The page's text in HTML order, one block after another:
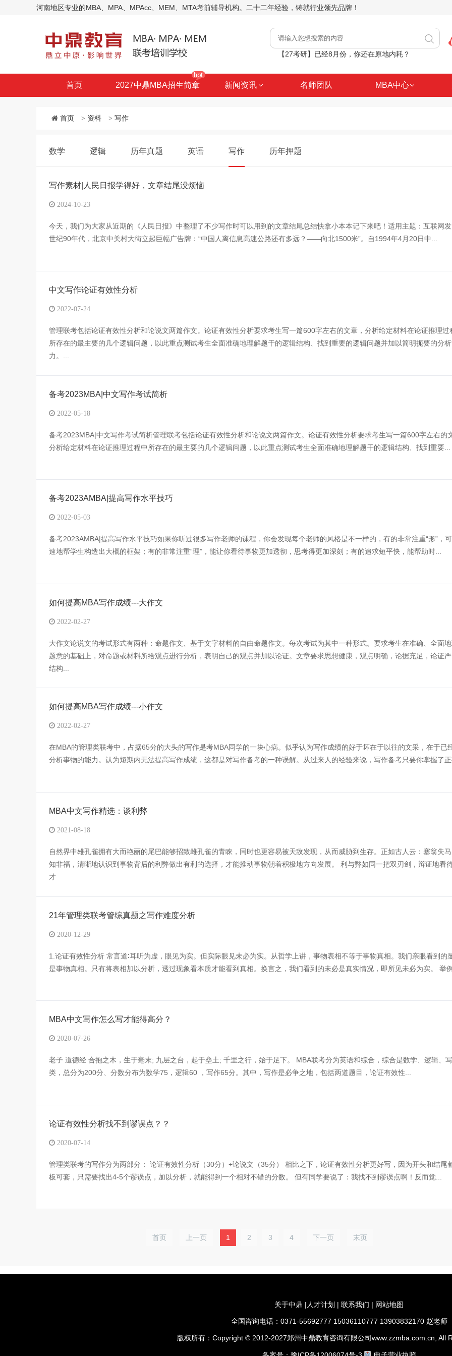
河南地区专业的MBA、MPA、MPAcc、MEM、MTA考前辅导机构。二十二年经验，铸就行业领先品牌！
【27考研】8月2日（周日）管综逻辑核心考点分析推理精讲
首页 2027中鼎MBA招生简章 新闻资讯 名师团队 MBA中心
首页 > 资料 > 写作
数学 逻辑 历年真题 英语 写作 历年押题
写作素材|人民日报学得好，文章结尾没烦恼
2024-10-23
今天，我们为大家从近期的《人民日报》中整理了不少写作时可以用到的文章结尾总结快拿小本本记下来吧！适用主题：互联网
世纪90年代，北京中关村大街立起巨幅广告牌：“中国人离信息高速公路还有多远？——向北1500米”。自1994年4月20日中...
中文写作论证有效性分析
2022-07-24
管理联考包括论证有效性分析和论说文两篇作文。论证有效性分析要求考生写一篇600字左右的文章，分析给定材料在论证推理过
所存在的最主要的几个逻辑问题，以此重点测试考生全面准确地理解题干的逻辑结构、找到重要的逻辑问题并加以简明扼要的分
力。...
备考2023MBA|中文写作考试简析
2022-05-18
备考2023MBA|中文写作考试简析管理联考包括论证有效性分析和论说文两篇作文。论证有效性分析要求考生写一篇600字左右的
分析给定材料在论证推理过程中所存在的最主要的几个逻辑问题，以此重点测试考生全面准确地理解题干的逻辑结构、找到重要...
备考2023AMBA|提高写作水平技巧
2022-05-03
备考2023AMBA|提高写作水平技巧如果你听过很多写作老师的课程，你会发现每个老师的风格是不一样的，有的非常注重“形”，
速地帮学生构造出大概的框架；有的非常注重“理”，能让你看待事物更加透彻，思考得更加深刻；有的追求短平快，能帮助时...
如何提高MBA写作成绩---大作文
2022-02-27
大作文论说文的考试形式有两种：命题作文、基于文字材料的自由命题作文。每次考试为其中一种形式。要求考生在准确、全面
题意的基础上，对命题或材料所给观点进行分析，表明自己的观点并加以论证。文章要求思想健康，观点明确，论据充足，论证严
结构...
如何提高MBA写作成绩---小作文
2022-02-27
在MBA的管理类联考中，占据65分的大头的写作是考MBA同学的一块心病。似乎认为写作成绩的好于坏在于以往的文采，在于已
分析事物的能力。认为短期内无法提高写作成绩，这都是对写作备考的一种误解。从过来人的经验来说，写作备考只要你掌握了
MBA中文写作精选：谈利弊
2021-08-18
自然界中雄孔雀拥有大而艳丽的尾巴能够招致雌孔雀的青睐，同时也更容易被天敌发现，从而威胁到生存。正如古人云：塞翁失
知非福，清晰地认识到事物背后的利弊做出有利的选择，才能推动事物朝着积极地方向发展。 利与弊如同一把双刃剑，辩证地看
才
21年管理类联考管综真题之写作难度分析
2020-12-29
1.论证有效性分析 常言道∶耳听为虚，眼见为实。但实际眼见未必为实。从哲学上讲，事物表相不等于事物真相。我们亲眼看到的
是事物真相。只有将表相加以分析，透过现象看本质才能看到真相。换言之，我们看到的未必是真实情况，即所见未必为实。 举例
MBA中文写作怎么写才能得高分？
2020-07-26
老子 道德经 合抱之木，生于毫末; 九层之台，起于垒土; 千里之行，始于足下。 MBA联考分为英语和综合，综合是数学、逻辑、
类，总分为200分、分数分布为数学75，逻辑60 ，写作65分。其中，写作是必争之地，包括两道题目，论证有效性...
论证有效性分析找不到谬误点？？
2020-07-14
管理类联考的写作分为两部分： 论证有效性分析（30分）+论说文（35分） 相比之下，论证有效性分析更好写，因为开头和结尾
板可套，只需要找出4-5个谬误点，加以分析，就能得到一个相对不错的分数。 但有同学要说了：我找不到谬误点啊！反而觉...
首页 上一页 1 2 3 4 下一页 末页
关于中鼎 |人才计划 | 联系我们 | 网站地图
全国咨询电话：0371-55692777 15036110777 13903832170 赵老师
版权所有：Copyright © 2012-2027郑州中鼎教育咨询有限公司www.zzmba.com.cn, All